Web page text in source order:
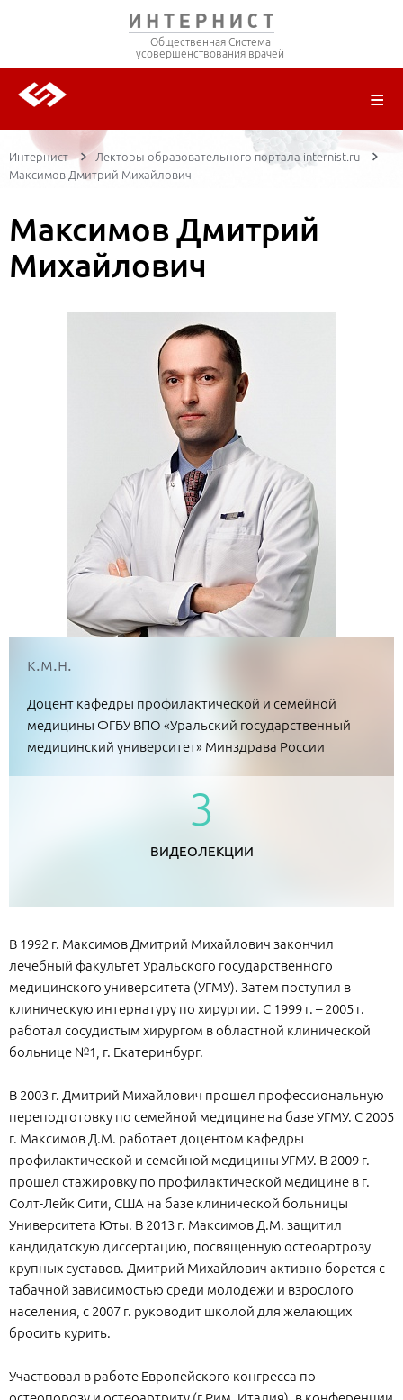
Общественная Система
усовершенствования врачей
ЦИКЛЫ ПЕРЕДАЧ
Интернист
Лекторы образовательного портала internist.ru
Максимов Дмитрий Михайлович
Максимов Дмитрий
Михайлович
к.м.н.
Доцент кафедры профилактической и семейной
медицины ФГБУ ВПО «Уральский государственный
медицинский университет» Минздрава России
3
ВИДЕОЛЕКЦИИ
В 1992 г. Максимов Дмитрий Михайлович закончил
лечебный факультет Уральского государственного
медицинского университета (УГМУ). Затем поступил в
клиническую интернатуру по хирургии. С 1999 г. – 2005 г.
работал сосудистым хирургом в областной клинической
больнице №1, г. Екатеринбург.
В 2003 г. Дмитрий Михайлович прошел профессиональную
переподготовку по семейной медицине на базе УГМУ. С 2005
г. Максимов Д.М. работает доцентом кафедры
профилактической и семейной медицины УГМУ. В 2009 г.
прошел стажировку по профилактической медицине в г.
Солт-Лейк Сити, США на базе клинической больницы
Университета Юты. В 2013 г. Максимов Д.М. защитил
кандидатскую диссертацию, посвященную остеоартрозу
крупных суставов. Дмитрий Михайлович активно борется с
табачной зависимостью среди молодежи и взрослого
населения, с 2007 г. руководит школой для желающих
бросить курить.
Участвовал в работе Европейского конгресса по